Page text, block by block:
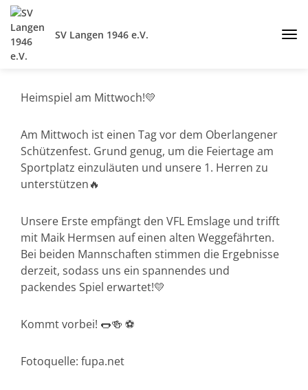
SV Langen 1946 e.V.
Heimspiel am Mittwoch!💛
Am Mittwoch ist einen Tag vor dem Oberlangener
Schützenfest. Grund genug, um die Feiertage am
Sportplatz einzuläuten und unsere 1. Herren zu
unterstützen🔥
Unsere Erste empfängt den VFL Emslage und trifft
mit Maik Hermsen auf einen alten Weggefährten.
Bei beiden Mannschaften stimmen die Ergebnisse
derzeit, sodass uns ein spannendes und
packendes Spiel erwartet!💛
Kommt vorbei! 🌭🍻 ⚽️
Fotoquelle: fupa.net